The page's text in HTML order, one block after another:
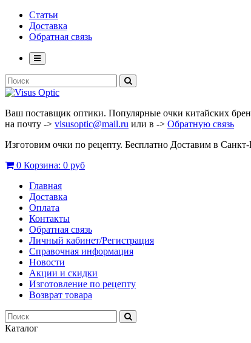
Статьи
Доставка
Обратная связь
Ваш поставщик оптики. Популярные очки китайских
на почту -> visusoptic@mail.ru или в -> Обратную связь
Изготовим очки по рецепту. Бесплатно Доставим в Санкт-
0 Корзина: 0 руб
Главная
Доставка
Оплата
Контакты
Обратная связь
Личный кабинет/Регистрация
Справочная информация
Новости
Акции и скидки
Изготовление по рецепту
Возврат товара
Каталог